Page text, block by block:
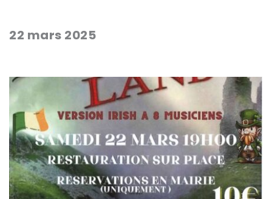
22 mars 2025